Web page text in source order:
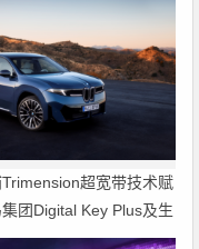
Trimension超宽带技术赋
团Digital Key Plus及生
检测功能